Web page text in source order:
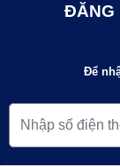
ĐĂNG
Để